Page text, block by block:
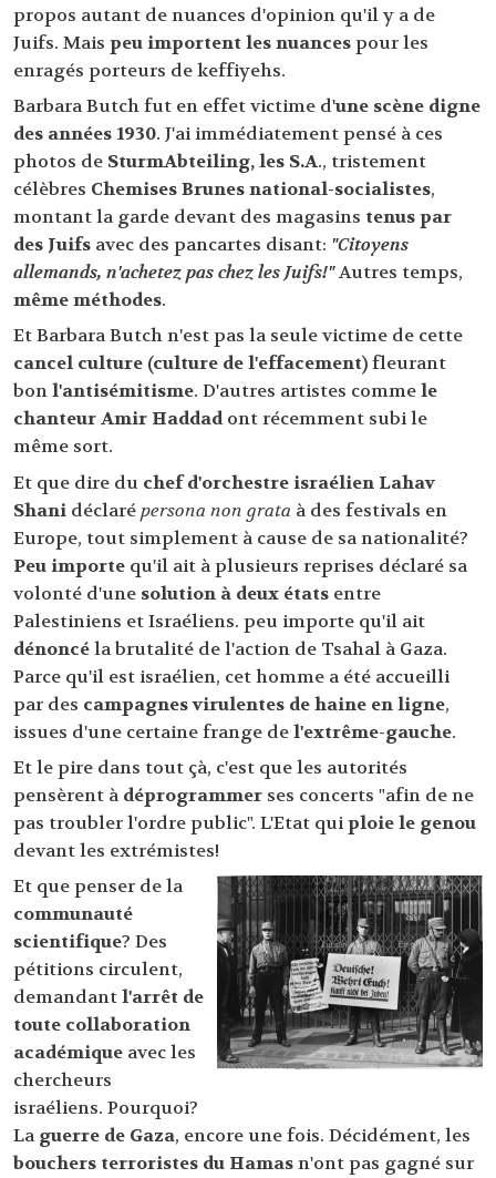
propos autant de nuances d'opinion qu'il y a de
Juifs. Mais peu importent les nuancespour les
enragés porteurs de keffiyehs.
Barbara Butch fut en effet victime d'une scène digne
des années 1930. J'ai immédiatement pensé à ces
photos de SturmAbteiling, les S.A., tristement
célèbres Chemises Brunes national-socialistes,
montant la garde devant des magasins tenus par
des Juifs avec des pancartes disant: "Citoyens
allemands, n'achetez pas chez les Juifs!"Autres temps,
même méthodes.
Et Barbara Butch n'est pas la seule victime de cette
cancel culture (culture de l'effacement)fleurant
bonl'antisémitisme. D'autres artistes commele
chanteur Amir Haddadont récemment subi le
même sort.
Et que dire du chef d'orchestre israélien Lahav
Shani déclarépersona non grata à des festivals en
Europe, tout simplement à cause de sa nationalité?
Peu importe qu'il ait à plusieurs reprises déclaré sa
volonté d'une solution à deux états entre
Palestiniens et Israéliens. peu importe qu'il ait
dénoncéla brutalité de l'action de Tsahal à Gaza.
Parce qu'il est israélien, cet homme a été accueilli
par des campagnes virulentes de haine en ligne,
issues d'une certaine frange del'extrême-gauche.
Et le pire dans tout çà, c'est que les autorités
pensèrent à déprogrammer ses concerts "afin de ne
pas troubler l'ordre public". L'Etat quiploie le genou
devant les extrémistes!
Et que penser de la
communauté
scientifique? Des
pétitions circulent,
demandantl'arrêt de
toute collaboration
académique avec les
chercheurs
israéliens. Pourquoi?
La guerre de Gaza, encore une fois. Décidément, les
bouchers terroristes du Hamasn'ont pas gagné sur